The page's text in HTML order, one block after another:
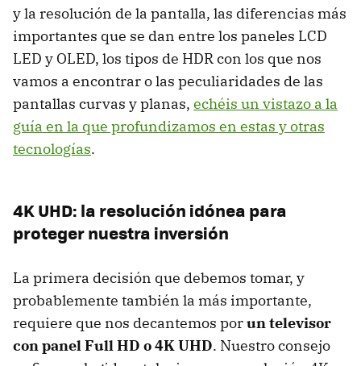
y la resolución de la pantalla, las diferencias más
importantes que se dan entre los paneles LCD
LED y OLED, los tipos de HDR con los que nos
vamos a encontrar o las peculiaridades de las
pantallas curvas y planas, echéis un vistazo a la
guía en la que profundizamos en estas y otras
tecnologías.
4K UHD: la resolución idónea para
proteger nuestra inversión
La primera decisión que debemos tomar, y
probablemente también la más importante,
requiere que nos decantemos porun televisor
con panel Full HD o 4K UHD. Nuestro consejo